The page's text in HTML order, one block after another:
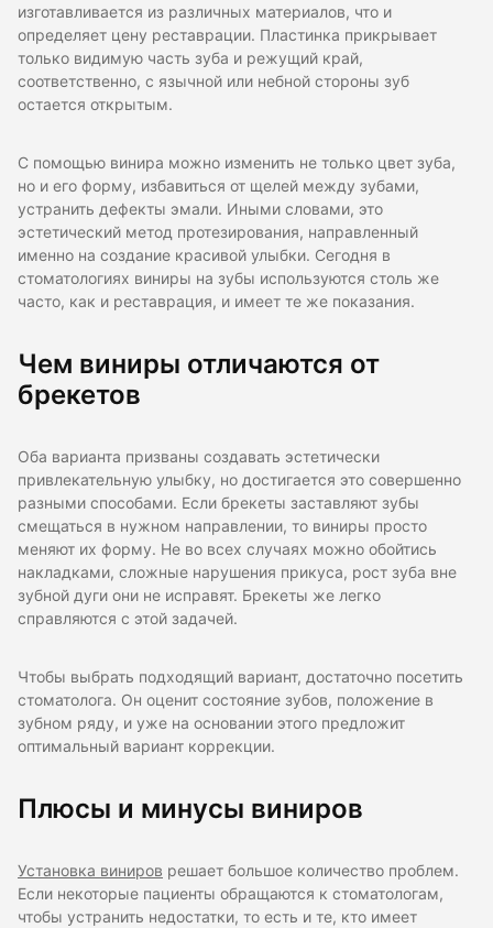
изготавливается из различных материалов, что и
определяет цену реставрации. Пластинка прикрывает
только видимую часть зуба и режущий край,
соответственно, с язычной или небной стороны зуб
остается открытым.
С помощью винира можно изменить не только цвет зуба,
но и его форму, избавиться от щелей между зубами,
устранить дефекты эмали. Иными словами, это
эстетический метод протезирования, направленный
именно на создание красивой улыбки. Сегодня в
стоматологиях виниры на зубы используются столь же
часто, как и реставрация, и имеет те же показания.
Чем виниры отличаются от
брекетов
Оба варианта призваны создавать эстетически
привлекательную улыбку, но достигается это совершенно
разными способами. Если брекеты заставляют зубы
смещаться в нужном направлении, то виниры просто
меняют их форму. Не во всех случаях можно обойтись
накладками, сложные нарушения прикуса, рост зуба вне
зубной дуги они не исправят. Брекеты же легко
справляются с этой задачей.
Чтобы выбрать подходящий вариант, достаточно посетить
стоматолога. Он оценит состояние зубов, положение в
зубном ряду, и уже на основании этого предложит
оптимальный вариант коррекции.
Плюсы и минусы виниров
Установка виниров решает большое количество проблем.
Если некоторые пациенты обращаются к стоматологам,
чтобы устранить недостатки, то есть и те, кто имеет